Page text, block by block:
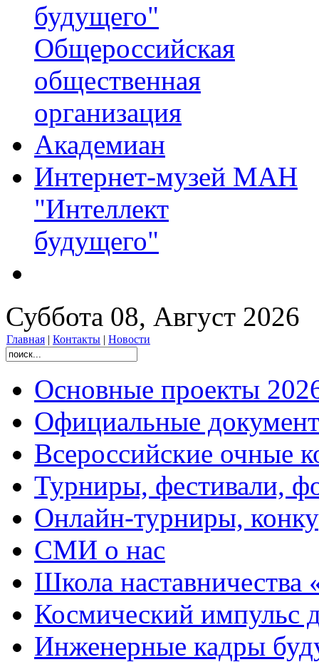
будущего"
Общероссийская
общественная
организация
Академиан
Интернет-музей МАН
"Интеллект
будущего"
Суббота 08, Август 2026
Главная | Контакты | Новости
Основные проекты
Официальные
Всероссийские очные
Турниры, фестивали,
Онлайн-турниры,
СМИ о нас
Школа
Космический импульс
Инженерные кадры